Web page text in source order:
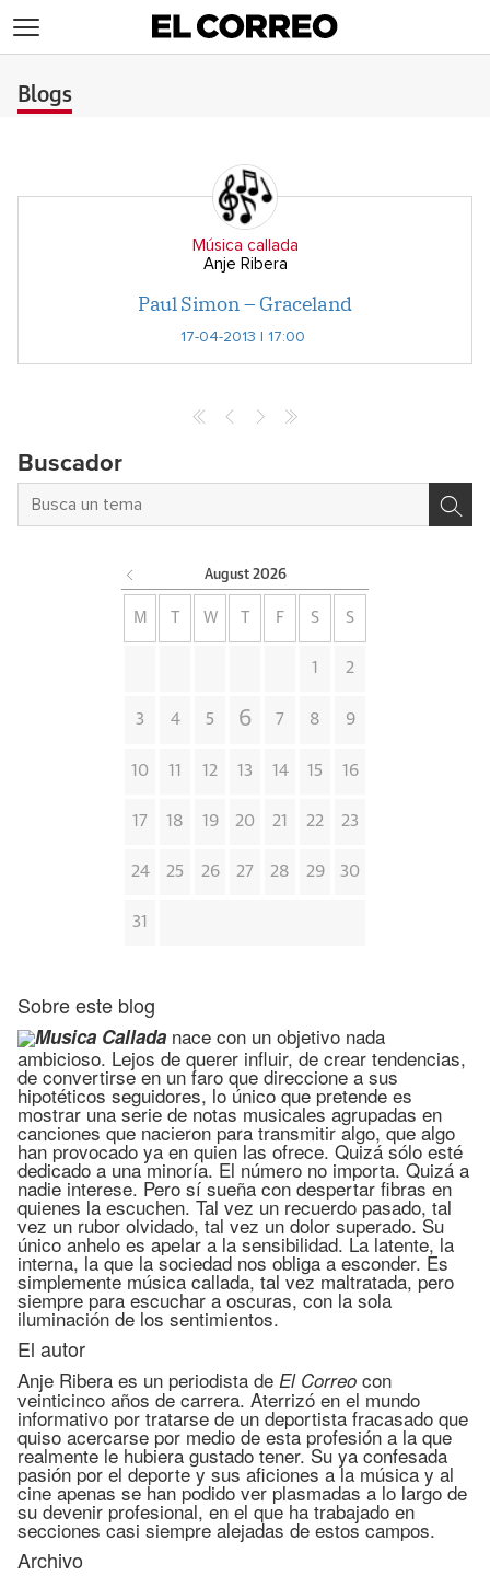
Blogs
Música callada
Anje Ribera
Paul Simon – Graceland
17-04-2013 | 17:00
Buscador
August 2026
M W F S S
1 2
3 4 5 6 7 8 9
10 11 12 13 14 15 16
17 18 19 20 21 22 23
24 25 26 27 28 29 30
31
Sobre este blog
Musica Callada nace con un objetivo nada
ambicioso. Lejos de querer influir, de crear tendencias,
de convertirse en un faro que direccione a sus
hipotéticos seguidores, lo único que pretende es
mostrar una serie de notas musicales agrupadas en
canciones que nacieron para transmitir algo, que algo
han provocado ya en quien las ofrece. Quizá sólo esté
dedicado a una minoría. El número no importa. Quizá a
nadie interese. Pero sí sueña con despertar fibras en
quienes la escuchen. Tal vez un recuerdo pasado, tal
vez un rubor olvidado, tal vez un dolor superado. Su
único anhelo es apelar a la sensibilidad. La latente, la
interna, la que la sociedad nos obliga a esconder. Es
simplemente música callada, tal vez maltratada, pero
siempre para escuchar a oscuras, con la sola
iluminación de los sentimientos.
El autor
Anje Ribera es un periodista de El Correo con
veinticinco años de carrera. Aterrizó en el mundo
informativo por tratarse de un deportista fracasado que
quiso acercarse por medio de esta profesión a la que
realmente le hubiera gustado tener. Su ya confesada
pasión por el deporte y sus aficiones a la música y al
cine apenas se han podido ver plasmadas a lo largo de
su devenir profesional, en el que ha trabajado en
secciones casi siempre alejadas de estos campos.
Archivo